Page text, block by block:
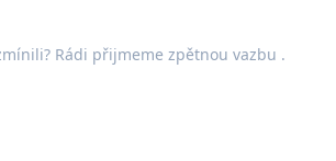
Rádi přijmeme zpětnou vazbu .